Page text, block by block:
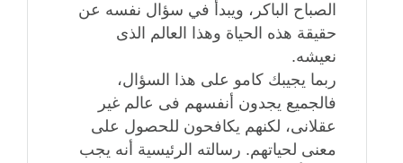
الصباح الباكر، ويبدأ في سؤال نفسه عن
حقيقة هذه الحياة وهذا العالم الذى
نعيشه.
ربما يجيبك كامو على هذا السؤال،
فالجميع يجدون أنفسهم فى عالم غير
عقلانى، لكنهم يكافحون للحصول على
معنى لحياتهم. رسالته الرئيسية أنه يجب